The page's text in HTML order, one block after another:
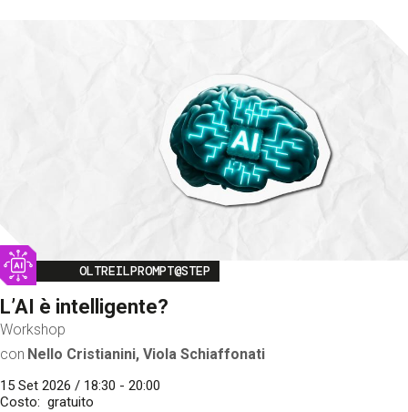
Image
OLTREILPROMPT@STEP
L’AI è intelligente?
Workshop
con Nello Cristianini, Viola Schiaffonati
15 Set 2026 / 18:30 - 20:00
Costo
gratuito